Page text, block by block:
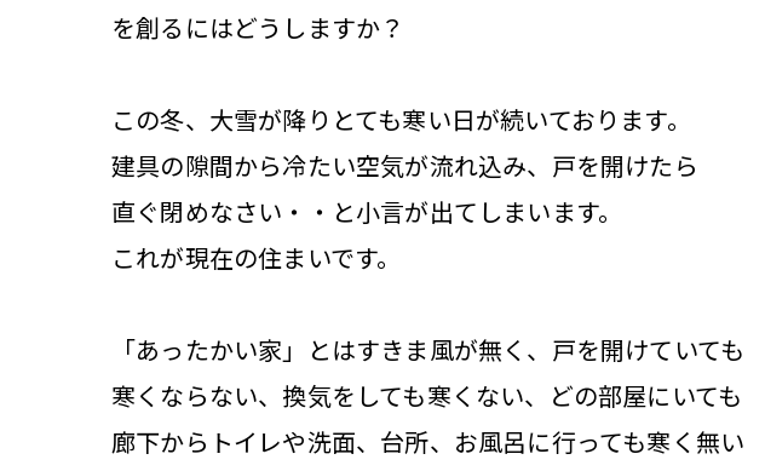
を創るにはどうしますか？
この冬、大雪が降りとても寒い日が続いております。
建具の隙間から冷たい空気が流れ込み、戸を開けたら
直ぐ閉めなさい・・と小言が出てしまいます。
これが現在の住まいです。
「あったかい家」とはすきま風が無く、戸を開けていても
寒くならない、換気をしても寒くない、どの部屋にいても
廊下からトイレや洗面、台所、お風呂に行っても寒く無い